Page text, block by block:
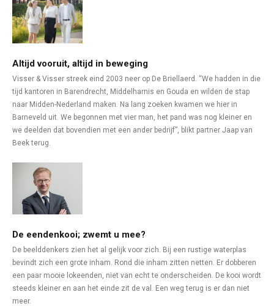
Altijd vooruit, altijd in beweging
Visser & Visser streek eind 2003 neer op De Briellaerd. “We hadden in die
tijd kantoren in Barendrecht, Middelharnis en Gouda en wilden de stap
naar Midden-Nederland maken. Na lang zoeken kwamen we hier in
Barneveld uit. We begonnen met vier man, het pand was nog kleiner en
we deelden dat bovendien met een ander bedrijf”, blikt partner Jaap van
Beek terug.
De eendenkooi; zwemt u mee?
De beelddenkers zien het al gelijk voor zich. Bij een rustige waterplas
bevindt zich een grote inham. Rond die inham zitten netten. Er dobberen
een paar mooie lokeenden, niet van echt te onderscheiden. De kooi wordt
steeds kleiner en aan het einde zit de val. Een weg terug is er dan niet
meer.